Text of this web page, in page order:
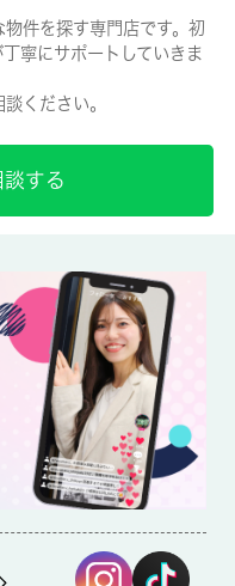
％
件を探す専門店です。初
寧にサポートしていきま
ください。
談する